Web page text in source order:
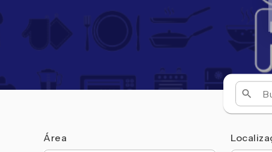
Área